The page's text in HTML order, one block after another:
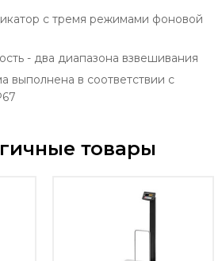
с тремя режимами фоновой
- два диапазона взвешивания
выполнена в соответствии с
товары